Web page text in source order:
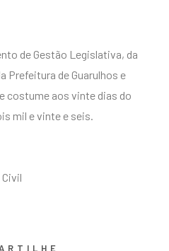
de Gestão Legislativa, da
Prefeitura de Guarulhos e
costume aos vinte dias do
mil e vinte e seis.